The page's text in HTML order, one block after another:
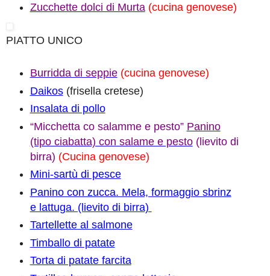
Zucchette dolci di Murta (cucina genovese)
PIATTO UNICO
Burridda di seppie (cucina genovese)
Daikos (frisella cretese)
Insalata di pollo
“Micchetta co salamme e pesto” Panino
(tipo ciabatta) con salame e pesto(lievito di
birra) (Cucina genovese)
Mini-sartù di pesce
Panino con zucca. Mela, formaggio sbrinz
e lattuga. (lievito di birra)
Tartellette al salmone
Timballo di patate
Torta di patate farcita